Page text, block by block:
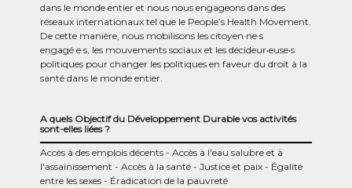
dans le monde entier et nous nous engageons dans des
réseaux internationaux tel que le People’s Health Movement.
De cette manière, nous mobilisons les citoyen·ne·s
engagé·e·s, les mouvements sociaux et les décideur‧euse‧s
politiques pour changer les politiques en faveur du droit à la
santé dans le monde entier.
A quels Objectif du Développement Durable vos activités
sont-elles liées ?
Accès à des emplois décents
Accès à l'eau salubre et à
l'assainissement
Accès à la santé Justice et paix
Égalité
entre les sexes
Éradication de la pauvreté